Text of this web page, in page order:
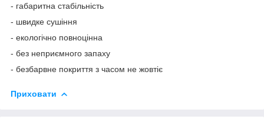
- габаритна стабільність
- швидке сушіння
- екологічно повноцінна
- без неприємного запаху
- безбарвне покриття з часом не жовтіє
Приховати